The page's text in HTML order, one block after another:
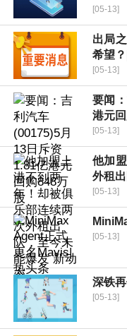
[05-13]
出局
希望
[05-13]
要闻
港元
[05-13]
他加
外租
[05-13]
[05-13]
深铁
[05-13]